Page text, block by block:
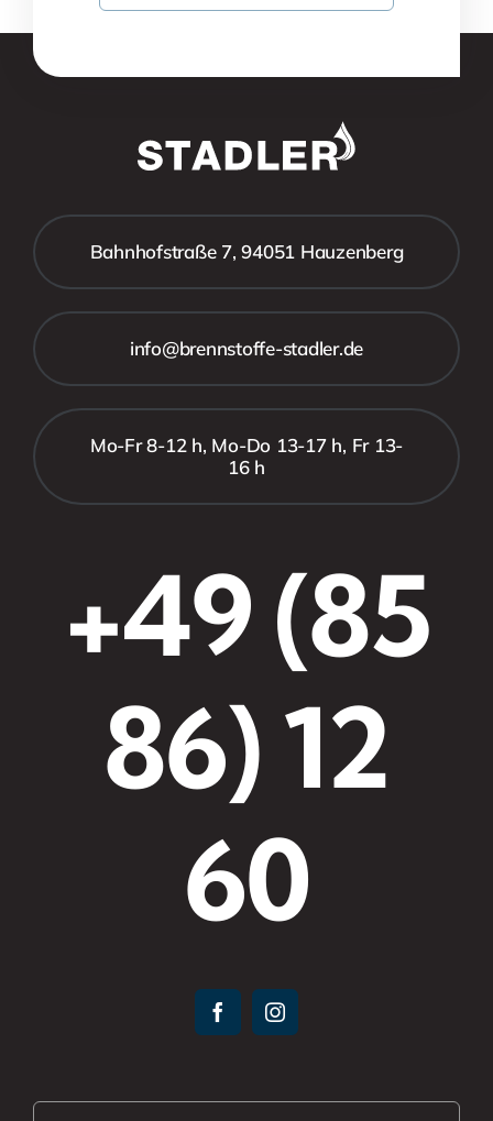
Bahnhofstraße 7, 94051 Hauzenberg
info@brennstoffe-stadler.de
Mo-Fr 8-12 h, Mo-Do 13-17 h, Fr 13-
16 h
+49 (85
86) 12
60